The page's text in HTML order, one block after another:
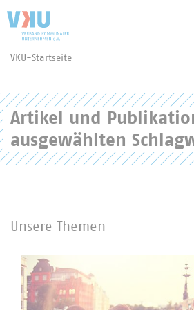
VKU-Startseite
Artikel und
ausgewählten
Unsere Themen